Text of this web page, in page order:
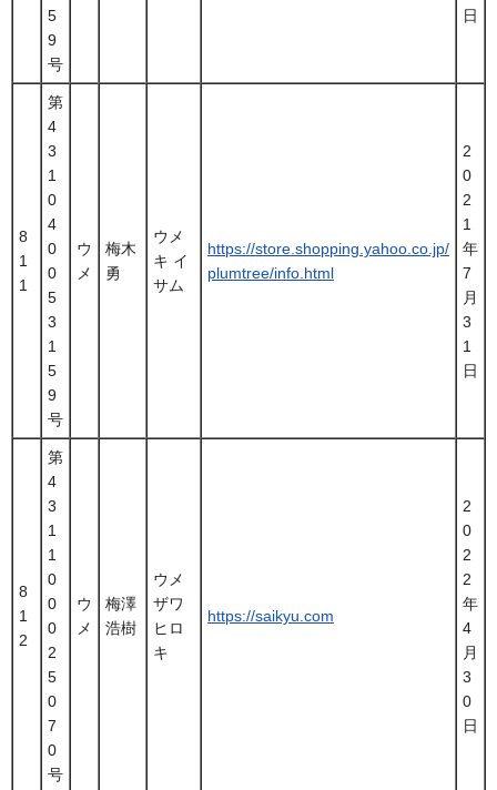
5
9
号
日
8
1
1
第
4
3
1
0
4
0
0
5
3
1
5
9
号
ウ
メ
梅木
勇
ウメ
キ イ
サム
https://store.shopping.yahoo.co.jp/
plumtree/info.html
2
0
2
1
年
7
月
3
1
日
8
1
2
第
4
3
1
1
0
0
0
2
5
0
7
0
号
ウ
メ
梅澤
浩樹
ウメ
ザワ
ヒロ
キ
https://saikyu.com
2
0
2
2
年
4
月
3
0
日